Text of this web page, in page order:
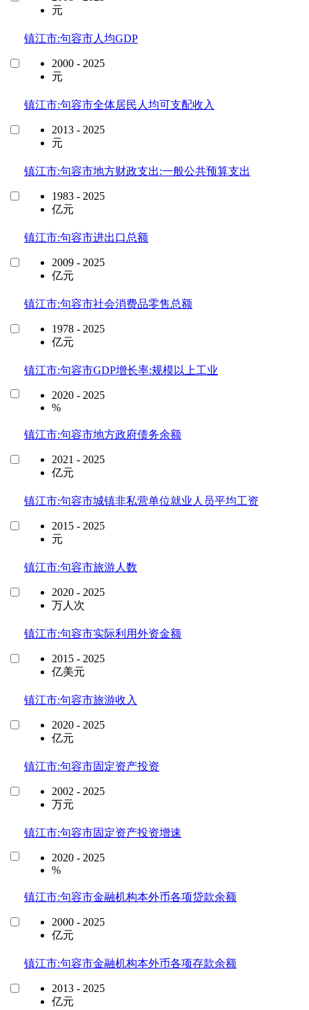
元
镇江市:句容市人均GDP
2000 - 2025
元
镇江市:句容市全体居民人均可支配收入
2013 - 2025
元
镇江市:句容市地方财政支出:一般公共预算支出
1983 - 2025
亿元
镇江市:句容市进出口总额
2009 - 2025
亿元
镇江市:句容市社会消费品零售总额
1978 - 2025
亿元
镇江市:句容市GDP增长率:规模以上工业
2020 - 2025
%
镇江市:句容市地方政府债务余额
2021 - 2025
亿元
镇江市:句容市城镇非私营单位就业人员平均工资
2015 - 2025
元
镇江市:句容市旅游人数
2020 - 2025
万人次
镇江市:句容市实际利用外资金额
2015 - 2025
亿美元
镇江市:句容市旅游收入
2020 - 2025
亿元
镇江市:句容市固定资产投资
2002 - 2025
万元
镇江市:句容市固定资产投资增速
2020 - 2025
%
镇江市:句容市金融机构本外币各项贷款余额
2000 - 2025
亿元
镇江市:句容市金融机构本外币各项存款余额
2013 - 2025
亿元